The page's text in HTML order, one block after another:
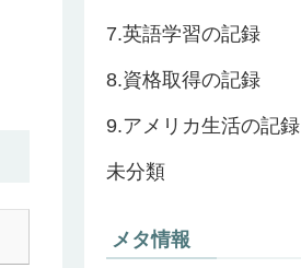
7.英語学習の記録
8.資格取得の記録
9.アメリカ生活の記録
未分類
メタ情報